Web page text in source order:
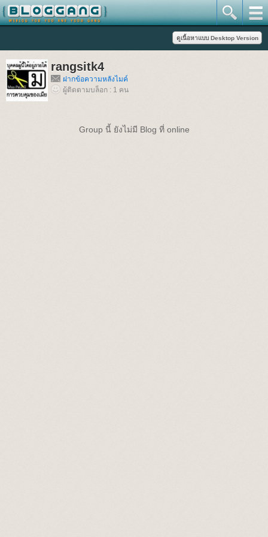
rangsitk4
ฝากข้อความหลังไมค์
ผู้ติดตามบล็อก : 1 คน
Group นี้ ยังไม่มี Blog ที่ online